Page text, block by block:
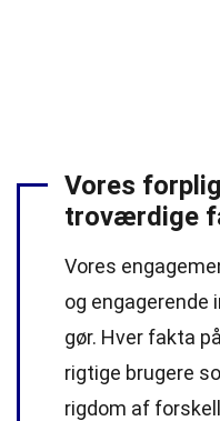
Vores
troværdige
Vores
og engagerende
gør. Hver fakta
rigtige brugere
rigdom af